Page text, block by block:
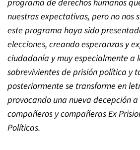
programa de derechos humanos
nuestras expectativas, pero no nos
este programa haya sido
elecciones, creando esperanzas y
ciudadanía y muy especialmente a
sobrevivientes de prisión política y
posteriormente se transforme en
provocando una nueva decepción a
compañeros y compañeras Ex
Políticas.